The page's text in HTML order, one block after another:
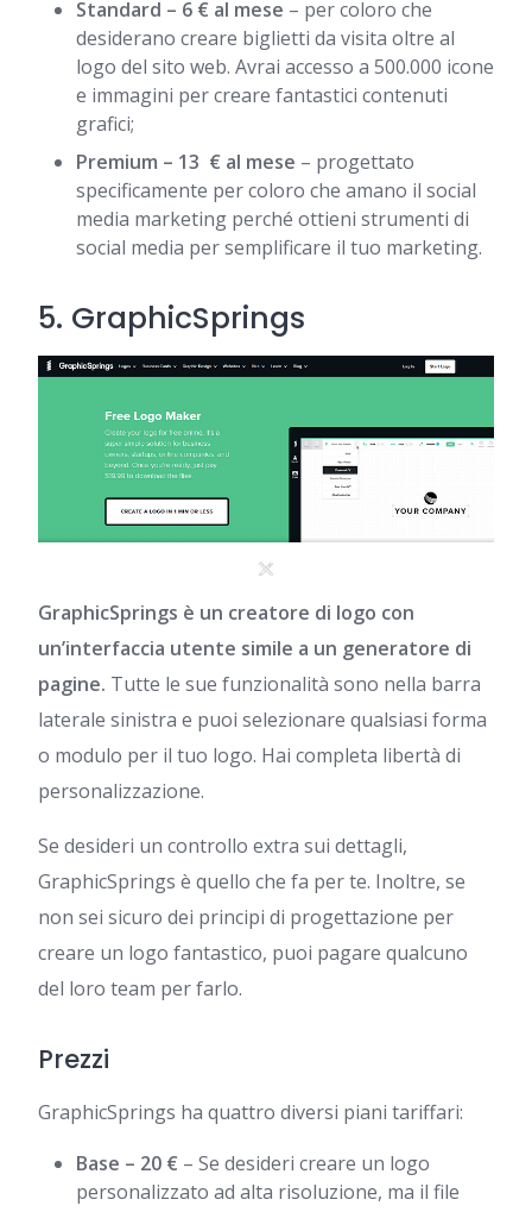
Standard – 6 € al mese – per coloro che
desiderano creare biglietti da visita oltre al
logo del sito web. Avrai accesso a 500.000 icone
e immagini per creare fantastici contenuti
grafici;
Premium – 13 € al mese – progettato
specificamente per coloro che amano il social
media marketing perché ottieni strumenti di
social media per semplificare il tuo marketing.
5. GraphicSprings
GraphicSprings è un creatore di logo con
un’interfaccia utente simile a un generatore di
pagine. Tutte le sue funzionalità sono nella barra
laterale sinistra e puoi selezionare qualsiasi forma
o modulo per il tuo logo. Hai completa libertà di
personalizzazione.
Se desideri un controllo extra sui dettagli,
GraphicSprings è quello che fa per te. Inoltre, se
non sei sicuro dei principi di progettazione per
creare un logo fantastico, puoi pagare qualcuno
del loro team per farlo.
Prezzi
GraphicSprings ha quattro diversi piani tariffari:
Base – 20 € – Se desideri creare un logo
personalizzato ad alta risoluzione, ma il file